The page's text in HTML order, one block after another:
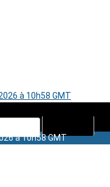
à 10h58 GMT
à 10h58 GMT